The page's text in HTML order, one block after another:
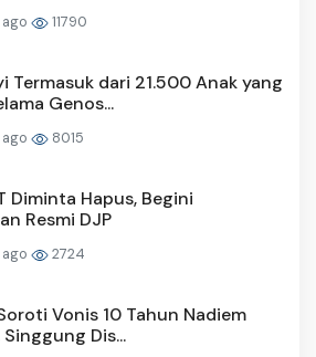
11790
Termasuk dari 21.500 Anak yang
Genos...
8015
Diminta Hapus, Begini
Resmi DJP
2724
Vonis 10 Tahun Nadiem
Dis...